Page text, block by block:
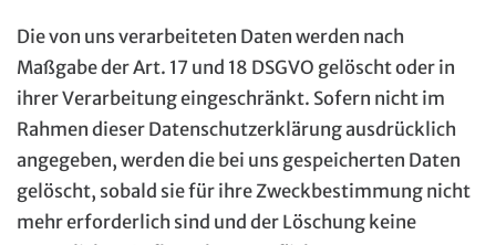
Die von uns verarbeiteten Daten werden nach
Maßgabe der Art. 17 und 18 DSGVO gelöscht oder in
ihrer Verarbeitung eingeschränkt. Sofern nicht im
Rahmen dieser Datenschutzerklärung ausdrücklich
angegeben, werden die bei uns gespeicherten Daten
gelöscht, sobald sie für ihre Zweckbestimmung nicht
mehr erforderlich sind und der Löschung keine